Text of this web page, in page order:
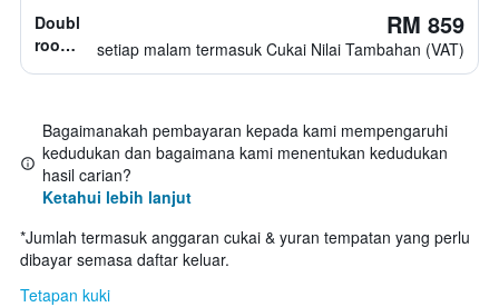
katil
double
Double
room,
RM 859
setiap malam termasuk Cukai Nilai Tambahan (VAT)
Bagaimanakah pembayaran kepada kami mempengaruhi
kedudukan dan bagaimana kami menentukan kedudukan
hasil carian?
Ketahui lebih lanjut
*Jumlah termasuk anggaran cukai & yuran tempatan yang perlu
dibayar semasa daftar keluar.
Tetapan kuki